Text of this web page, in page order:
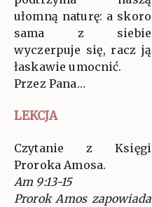
ułomną naturę: a skoro
sama z siebie
wyczerpuje się, racz ją
łaskawie umocnić.
Przez Pana…
LEKCJA
Czytanie z Księgi
Proroka Amosa.
Am 9:13-15
Prorok Amos zapowiada